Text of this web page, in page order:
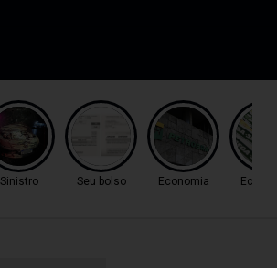
Sinistro Seu bolso Economia